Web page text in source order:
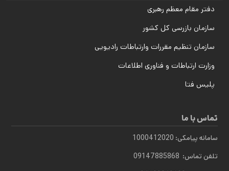
دفتر مقام معظم رهبری
سازمان بازرسی کل کشور
سازمان تنظیم مقررات وارتباطات رادیویی
وزارت ارتباطات و فناوری اطلاعات
پلیس فتا
تماس با ما
سامانه پیامکی: 1000412020
تلفن تماس: 09147885868